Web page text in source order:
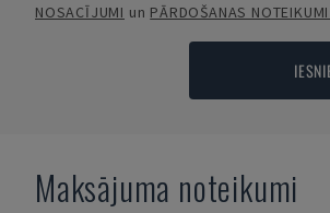
NOSACĪJUMI un PĀRDOŠANAS
Maksājuma noteikumi